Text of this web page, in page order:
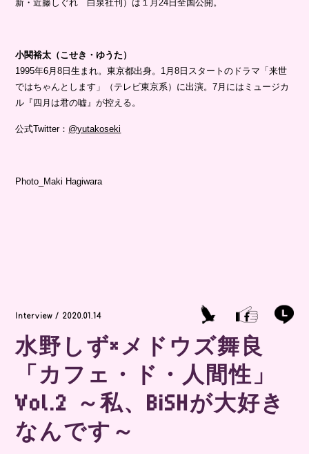
新・近藤しぐれ 白泉社刊）は１月24日全国公開。
小関裕太（こせき・ゆうた）
1995年6月8日生まれ。東京都出身。1月8日スタートのドラマ「来世
ではちゃんとします」（テレビ東京系）に出演。7月にはミュージカ
ル『四月は君の嘘』が控える。
公式Twitter： @yutakoseki
Photo_Maki Hagiwara
Interview / 2020.01.14
水野しず×メドウズ舞良
「カフェ・ド・人間性」
Vol.2 ～私、BiSHが大好き
なんです～